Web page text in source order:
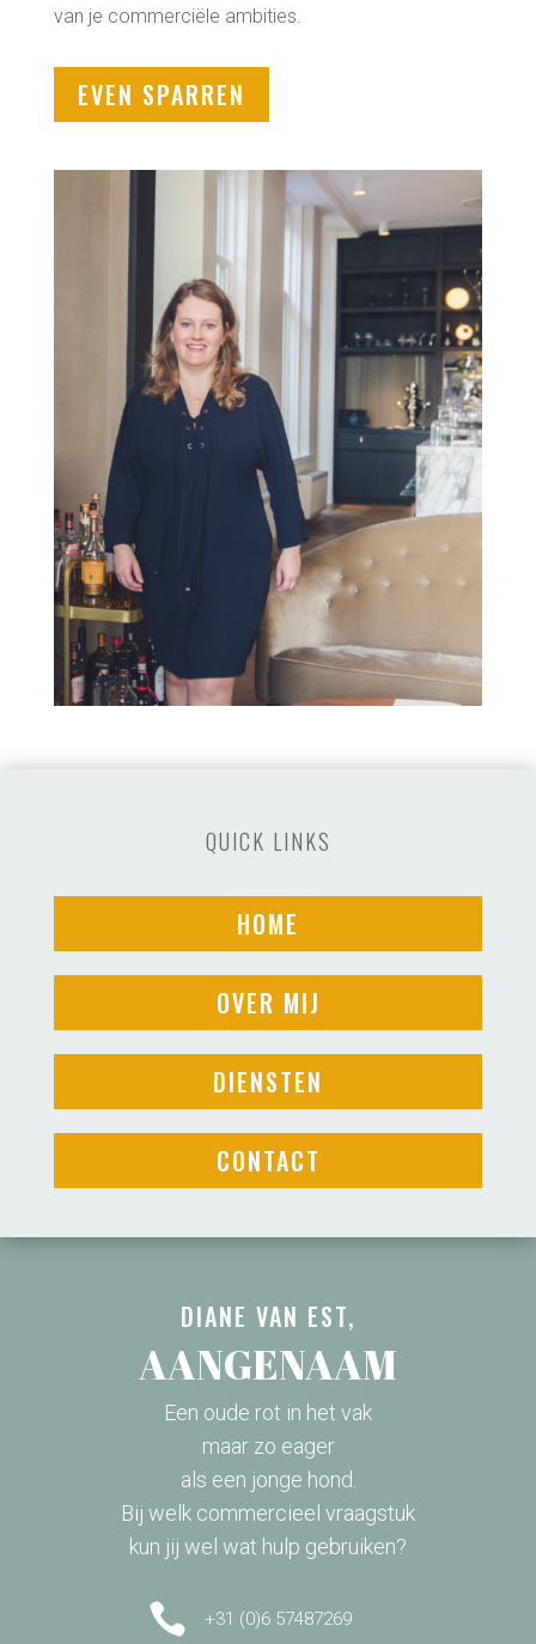
van je commerciële ambities.
EVEN SPARREN
QUICK LINKS
HOME
OVER MIJ
DIENSTEN
CONTACT
DIANE VAN EST,
AANGENAAM
Een oude rot in het vak
maar zo eager
als een jonge hond.
Bij welk commercieel vraagstuk
kun jij wel wat hulp gebruiken?
 +31 (0)6 57487269